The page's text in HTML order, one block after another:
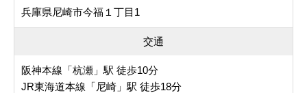
兵庫県尼崎市今福１丁目1
交通
阪神本線「杭瀬」駅 徒歩10分
JR東海道本線「尼崎」駅 徒歩18分